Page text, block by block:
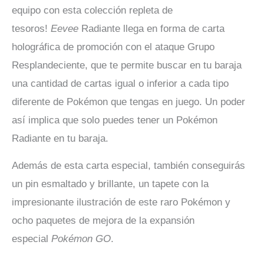
equipo con esta colección repleta de
tesoros! Eevee Radiante llega en forma de carta
holográfica de promoción con el ataque Grupo
Resplandeciente, que te permite buscar en tu baraja
una cantidad de cartas igual o inferior a cada tipo
diferente de Pokémon que tengas en juego. Un poder
así implica que solo puedes tener un Pokémon
Radiante en tu baraja.
Además de esta carta especial, también conseguirás
un pin esmaltado y brillante, un tapete con la
impresionante ilustración de este raro Pokémon y
ocho paquetes de mejora de la expansión
especial Pokémon GO.